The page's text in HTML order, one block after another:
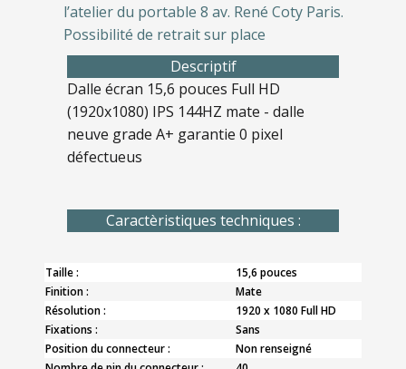
l’atelier du portable 8 av. René Coty Paris.
Possibilité de retrait sur place
Descriptif
Dalle écran 15,6 pouces Full HD
(1920x1080) IPS 144HZ mate - dalle
neuve grade A+ garantie 0 pixel
défectueus
Caractèristiques techniques :
Taille :
15,6 pouces
Finition :
Mate
Résolution :
1920 x 1080 Full HD
Fixations :
Sans
Position du connecteur :
Non renseigné